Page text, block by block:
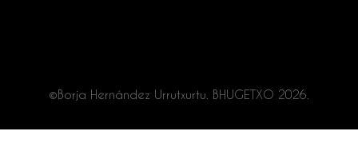
©Borja Hernández Urrutxurtu. BHUGETXO 2026.